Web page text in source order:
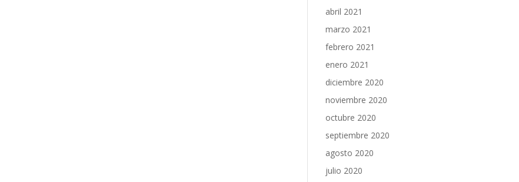
abril 2021
marzo 2021
febrero 2021
enero 2021
diciembre 2020
noviembre 2020
octubre 2020
septiembre 2020
agosto 2020
julio 2020